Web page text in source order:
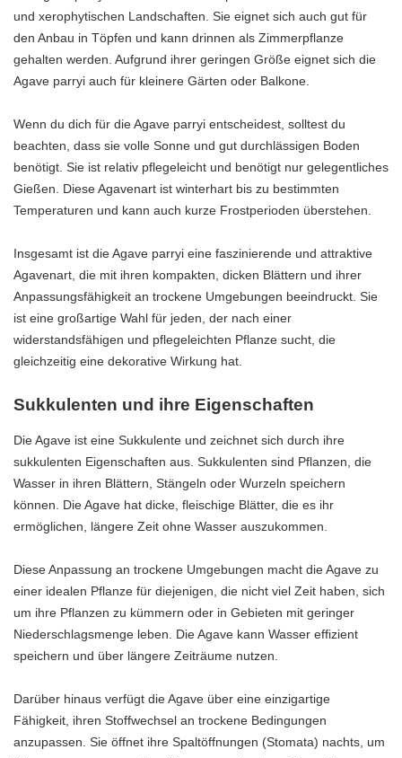
und xerophytischen Landschaften. Sie eignet sich auch gut für
den Anbau in Töpfen und kann drinnen als Zimmerpflanze
gehalten werden. Aufgrund ihrer geringen Größe eignet sich die
Agave parryi auch für kleinere Gärten oder Balkone.
Wenn du dich für die Agave parryi entscheidest, solltest du
beachten, dass sie volle Sonne und gut durchlässigen Boden
benötigt. Sie ist relativ pflegeleicht und benötigt nur gelegentliches
Gießen. Diese Agavenart ist winterhart bis zu bestimmten
Temperaturen und kann auch kurze Frostperioden überstehen.
Insgesamt ist die Agave parryi eine faszinierende und attraktive
Agavenart, die mit ihren kompakten, dicken Blättern und ihrer
Anpassungsfähigkeit an trockene Umgebungen beeindruckt. Sie
ist eine großartige Wahl für jeden, der nach einer
widerstandsfähigen und pflegeleichten Pflanze sucht, die
gleichzeitig eine dekorative Wirkung hat.
Sukkulenten und ihre Eigenschaften
Die Agave ist eine Sukkulente und zeichnet sich durch ihre
sukkulenten Eigenschaften aus. Sukkulenten sind Pflanzen, die
Wasser in ihren Blättern, Stängeln oder Wurzeln speichern
können. Die Agave hat dicke, fleischige Blätter, die es ihr
ermöglichen, längere Zeit ohne Wasser auszukommen.
Diese Anpassung an trockene Umgebungen macht die Agave zu
einer idealen Pflanze für diejenigen, die nicht viel Zeit haben, sich
um ihre Pflanzen zu kümmern oder in Gebieten mit geringer
Niederschlagsmenge leben. Die Agave kann Wasser effizient
speichern und über längere Zeiträume nutzen.
Darüber hinaus verfügt die Agave über eine einzigartige
Fähigkeit, ihren Stoffwechsel an trockene Bedingungen
anzupassen. Sie öffnet ihre Spaltöffnungen (Stomata) nachts, um